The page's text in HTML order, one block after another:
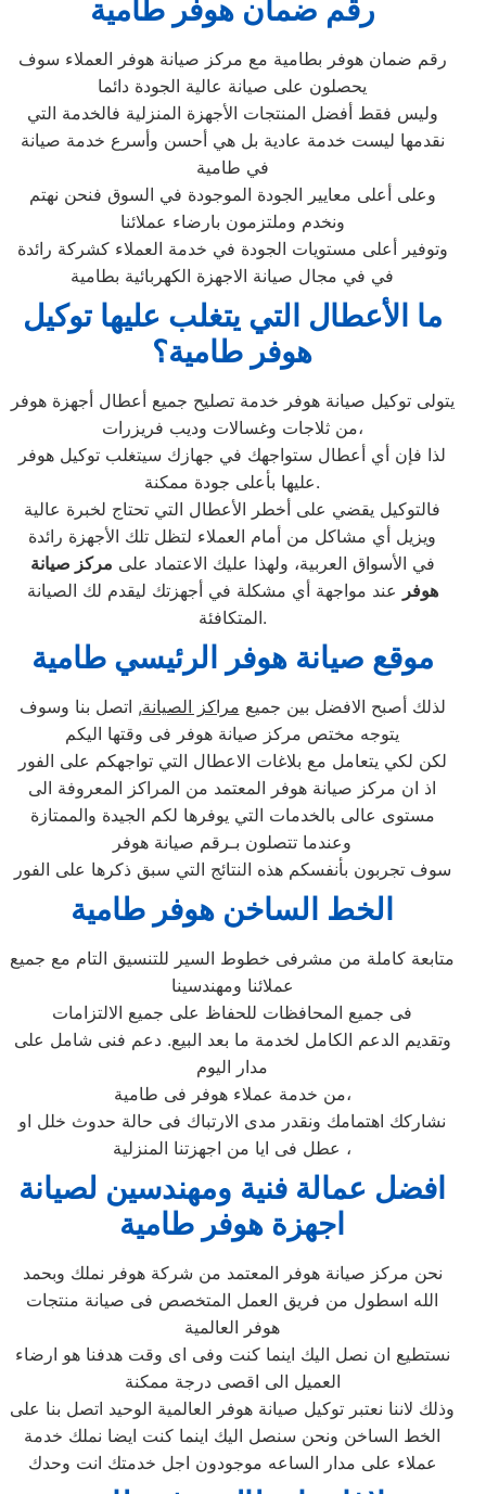
رقم ضمان هوفر طامية
رقم ضمان هوفر بطامية مع مركز صيانة هوفر العملاء سوف
يحصلون على صيانة عالية الجودة دائما
وليس فقط أفضل المنتجات الأجهزة المنزلية فالخدمة التي
نقدمها ليست خدمة عادية بل هي أحسن وأسرع خدمة صيانة
في طامية
وعلى أعلى معايير الجودة الموجودة في السوق فنحن نهتم
ونخدم وملتزمون بارضاء عملائنا
وتوفير أعلى مستويات الجودة في خدمة العملاء كشركة رائدة
في في مجال صيانة الاجهزة الكهربائية بطامية
ما الأعطال التي يتغلب عليها توكيل
هوفر طامية؟
يتولى توكيل صيانة هوفر خدمة تصليح جميع أعطال أجهزة هوفر
من ثلاجات وغسالات وديب فريزرات،
لذا فإن أي أعطال ستواجهك في جهازك سيتغلب توكيل هوفر
عليها بأعلى جودة ممكنة.
فالتوكيل يقضي على أخطر الأعطال التي تحتاج لخبرة عالية
ويزيل أي مشاكل من أمام العملاء لتظل تلك الأجهزة رائدة
في الأسواق العربية، ولهذا عليك الاعتماد على مركز صيانة
هوفر عند مواجهة أي مشكلة في أجهزتك ليقدم لك الصيانة
المتكافئة.
موقع صيانة هوفر الرئيسي طامية
لذلك أصبح الافضل بين جميع مراكز الصيانة, اتصل بنا وسوف
يتوجه مختص مركز صيانة هوفر فى وقتها اليكم
لكن لكي يتعامل مع بلاغات الاعطال التي تواجهكم على الفور
اذ ان مركز صيانة هوفر المعتمد من المراكز المعروفة الى
مستوى عالى بالخدمات التي يوفرها لكم الجيدة والممتازة
وعندما تتصلون بـرقم صيانة هوفر
سوف تجربون بأنفسكم هذه النتائج التي سبق ذكرها على الفور
الخط الساخن هوفر طامية
متابعة كاملة من مشرفى خطوط السير للتنسيق التام مع جميع
عملائنا ومهندسينا
فى جميع المحافظات للحفاظ على جميع الالتزامات
وتقديم الدعم الكامل لخدمة ما بعد البيع. دعم فنى شامل على
مدار اليوم
من خدمة عملاء هوفر فى طامية،
نشاركك اهتمامك ونقدر مدى الارتباك فى حالة حدوث خلل او
عطل فى ايا من اجهزتنا المنزلية ،
افضل عمالة فنية ومهندسين لصيانة
اجهزة هوفر طامية
نحن مركز صيانة هوفر المعتمد من شركة هوفر نملك وبحمد
الله اسطول من فريق العمل المتخصص فى صيانة منتجات
هوفر العالمية
نستطيع ان نصل اليك اينما كنت وفى اى وقت هدفنا هو ارضاء
العميل الى اقصى درجة ممكنة
وذلك لاننا نعتبر توكيل صيانة هوفر العالمية الوحيد اتصل بنا على
الخط الساخن ونحن سنصل اليك اينما كنت ايضا نملك خدمة
عملاء على مدار الساعه موجودون اجل خدمتك انت وحدك